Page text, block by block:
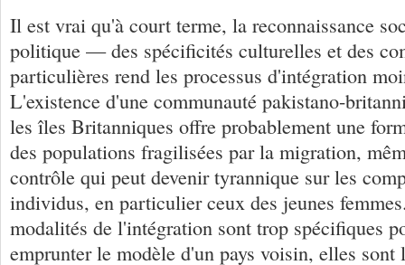
Il est vrai qu'à court terme, la reconnaissance
politique — des spécificités culturelles et des
particulières rend les processus d'intégration
L'existence d'une communauté pakistano-
les îles Britanniques offre probablement une
des populations fragilisées par la migration,
contrôle qui peut devenir tyrannique sur les
individus, en particulier ceux des jeunes
modalités de l'intégration sont trop spécifiques
emprunter le modèle d'un pays voisin, elles